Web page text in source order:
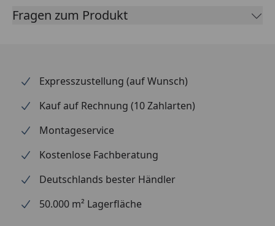
umlaufende Blendenabdeckung
Optional
erhältlich
(siehe Reiter
"Zubehör")
Blendenabdeckungen (aus
Aluminium + Spezialschrauben)
Für eine optimale Abdichtung
des Daches an den
Verwendung
Fragen zum Produkt
Expresszustellung (auf Wunsch)
Kauf auf Rechnung (10 Zahlarten)
Montageservice
Kostenlose Fachberatung
Deutschlands bester Händler
50.000 m² Lagerfläche